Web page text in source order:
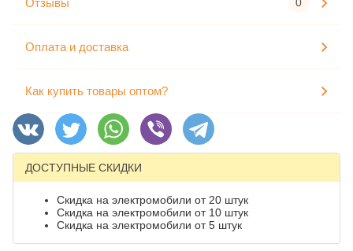
Отзывы
Оплата и доставка
Как купить товары оптом?
ДОСТУПНЫЕ СКИДКИ
Скидка на электромобили от 20 штук
Скидка на электромобили от 10 штук
Скидка на электромобили от 5 штук